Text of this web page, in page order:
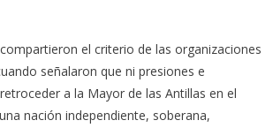
el criterio de las organizaciones
señalaron que ni presiones e
a la Mayor de las Antillas en el
nación independiente, soberana,